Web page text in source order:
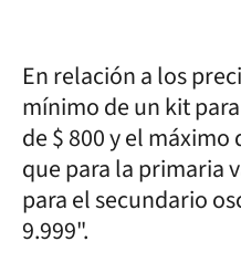
En relación a los
mínimo de un kit
de $ 800 y el máximo
que para la primaria
para el secundario
9.999".